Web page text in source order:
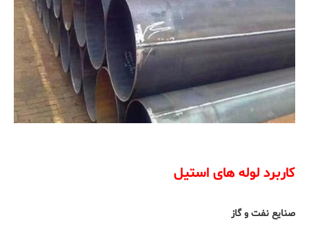
کاربرد لوله ‌های استیل
صنایع نفت و گاز